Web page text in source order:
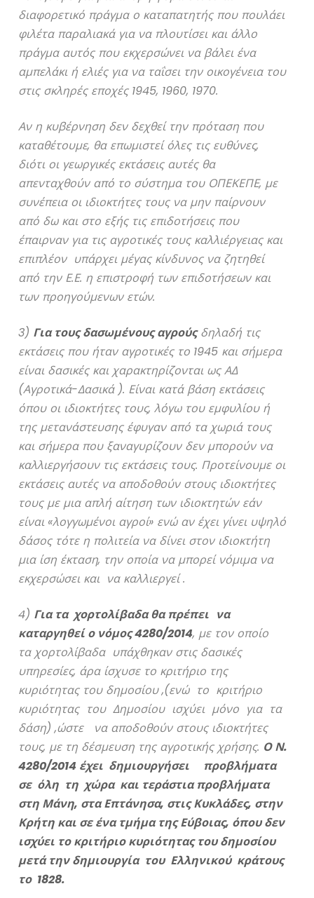
διαφορετικό πράγμα ο καταπατητής που πουλάει
φιλέτα παραλιακά για να πλουτίσει και άλλο
πράγμα αυτός που εκχερσώνει να βάλει ένα
αμπελάκι ή ελιές για να ταΐσει την οικογένεια του
στις σκληρές εποχές 1945, 1960, 1970.
Αν η κυβέρνηση δεν δεχθεί την πρόταση που
καταθέτουμε, θα επωμιστεί όλες τις ευθύνες,
διότι οι γεωργικές εκτάσεις αυτές θα
απενταχθούν από το σύστημα του ΟΠΕΚΕΠΕ, με
συνέπεια οι ιδιοκτήτες τους να μην παίρνουν
από δω και στο εξής τις επιδοτήσεις που
έπαιρναν για τις αγροτικές τους καλλιέργειας και
επιπλέον υπάρχει μέγας κίνδυνος να ζητηθεί
από την Ε.Ε. η επιστροφή των επιδοτήσεων και
των προηγούμενων ετών.
3) Για τους δασωμένους αγρούςδηλαδή τις
εκτάσεις που ήταν αγροτικές το 1945 και σήμερα
είναι δασικές και χαρακτηρίζονται ως ΑΔ
(Αγροτικά-Δασικά ). Είναι κατά βάση εκτάσεις
όπου οι ιδιοκτήτες τους, λόγω του εμφυλίου ή
της μετανάστευσης έφυγαν από τα χωριά τους
και σήμερα που ξαναγυρίζουν δεν μπορούν να
καλλιεργήσουν τις εκτάσεις τους. Προτείνουμε οι
εκτάσεις αυτές να αποδοθούν στους ιδιοκτήτες
τους με μια απλή αίτηση των ιδιοκτητών εάν
είναι «λογγωμένοι αγροί» ενώ αν έχει γίνει υψηλό
δάσος τότε η πολιτεία να δίνει στον ιδιοκτήτη
μια ίση έκταση, την οποία να μπορεί νόμιμα να
εκχερσώσει και να καλλιεργεί .
4) Για τα χορτολίβαδα θα πρέπει να
καταργηθεί ο νόμος 4280/2014, με τον οποίο
τα χορτολίβαδα υπάχθηκαν στις δασικές
υπηρεσίες, άρα ίσχυσε το κριτήριο της
κυριότητας του δημοσίου ,(ενώ το κριτήριο
κυριότητας του Δημοσίου ισχύει μόνο για τα
δάση) ,ώστε να αποδοθούν στους ιδιοκτήτες
τους, με τη δέσμευση της αγροτικής χρήσης. Ο Ν.
4280/2014 έχει δημιουργήσει προβλήματα
σε όλη τη χώρα και τεράστια προβλήματα
στη Μάνη, στα Επτάνησα, στις Κυκλάδες, στην
Κρήτη και σε ένα τμήμα της Εύβοιας, όπου δεν
ισχύει το κριτήριο κυριότητας του δημοσίου
μετά την δημιουργία του Ελληνικού κράτους
το 1828.